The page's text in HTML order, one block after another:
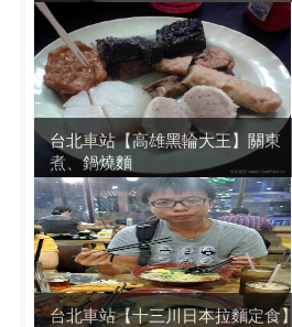
台北車站【高雄黑輪大王】關東
煮、鍋燒麵
台北車站【十三川日本拉麵定食】